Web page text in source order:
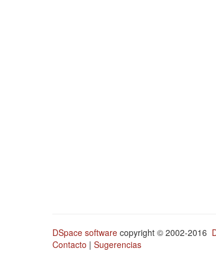
DSpace software copyright © 2002-2016
Contacto | Sugerencias